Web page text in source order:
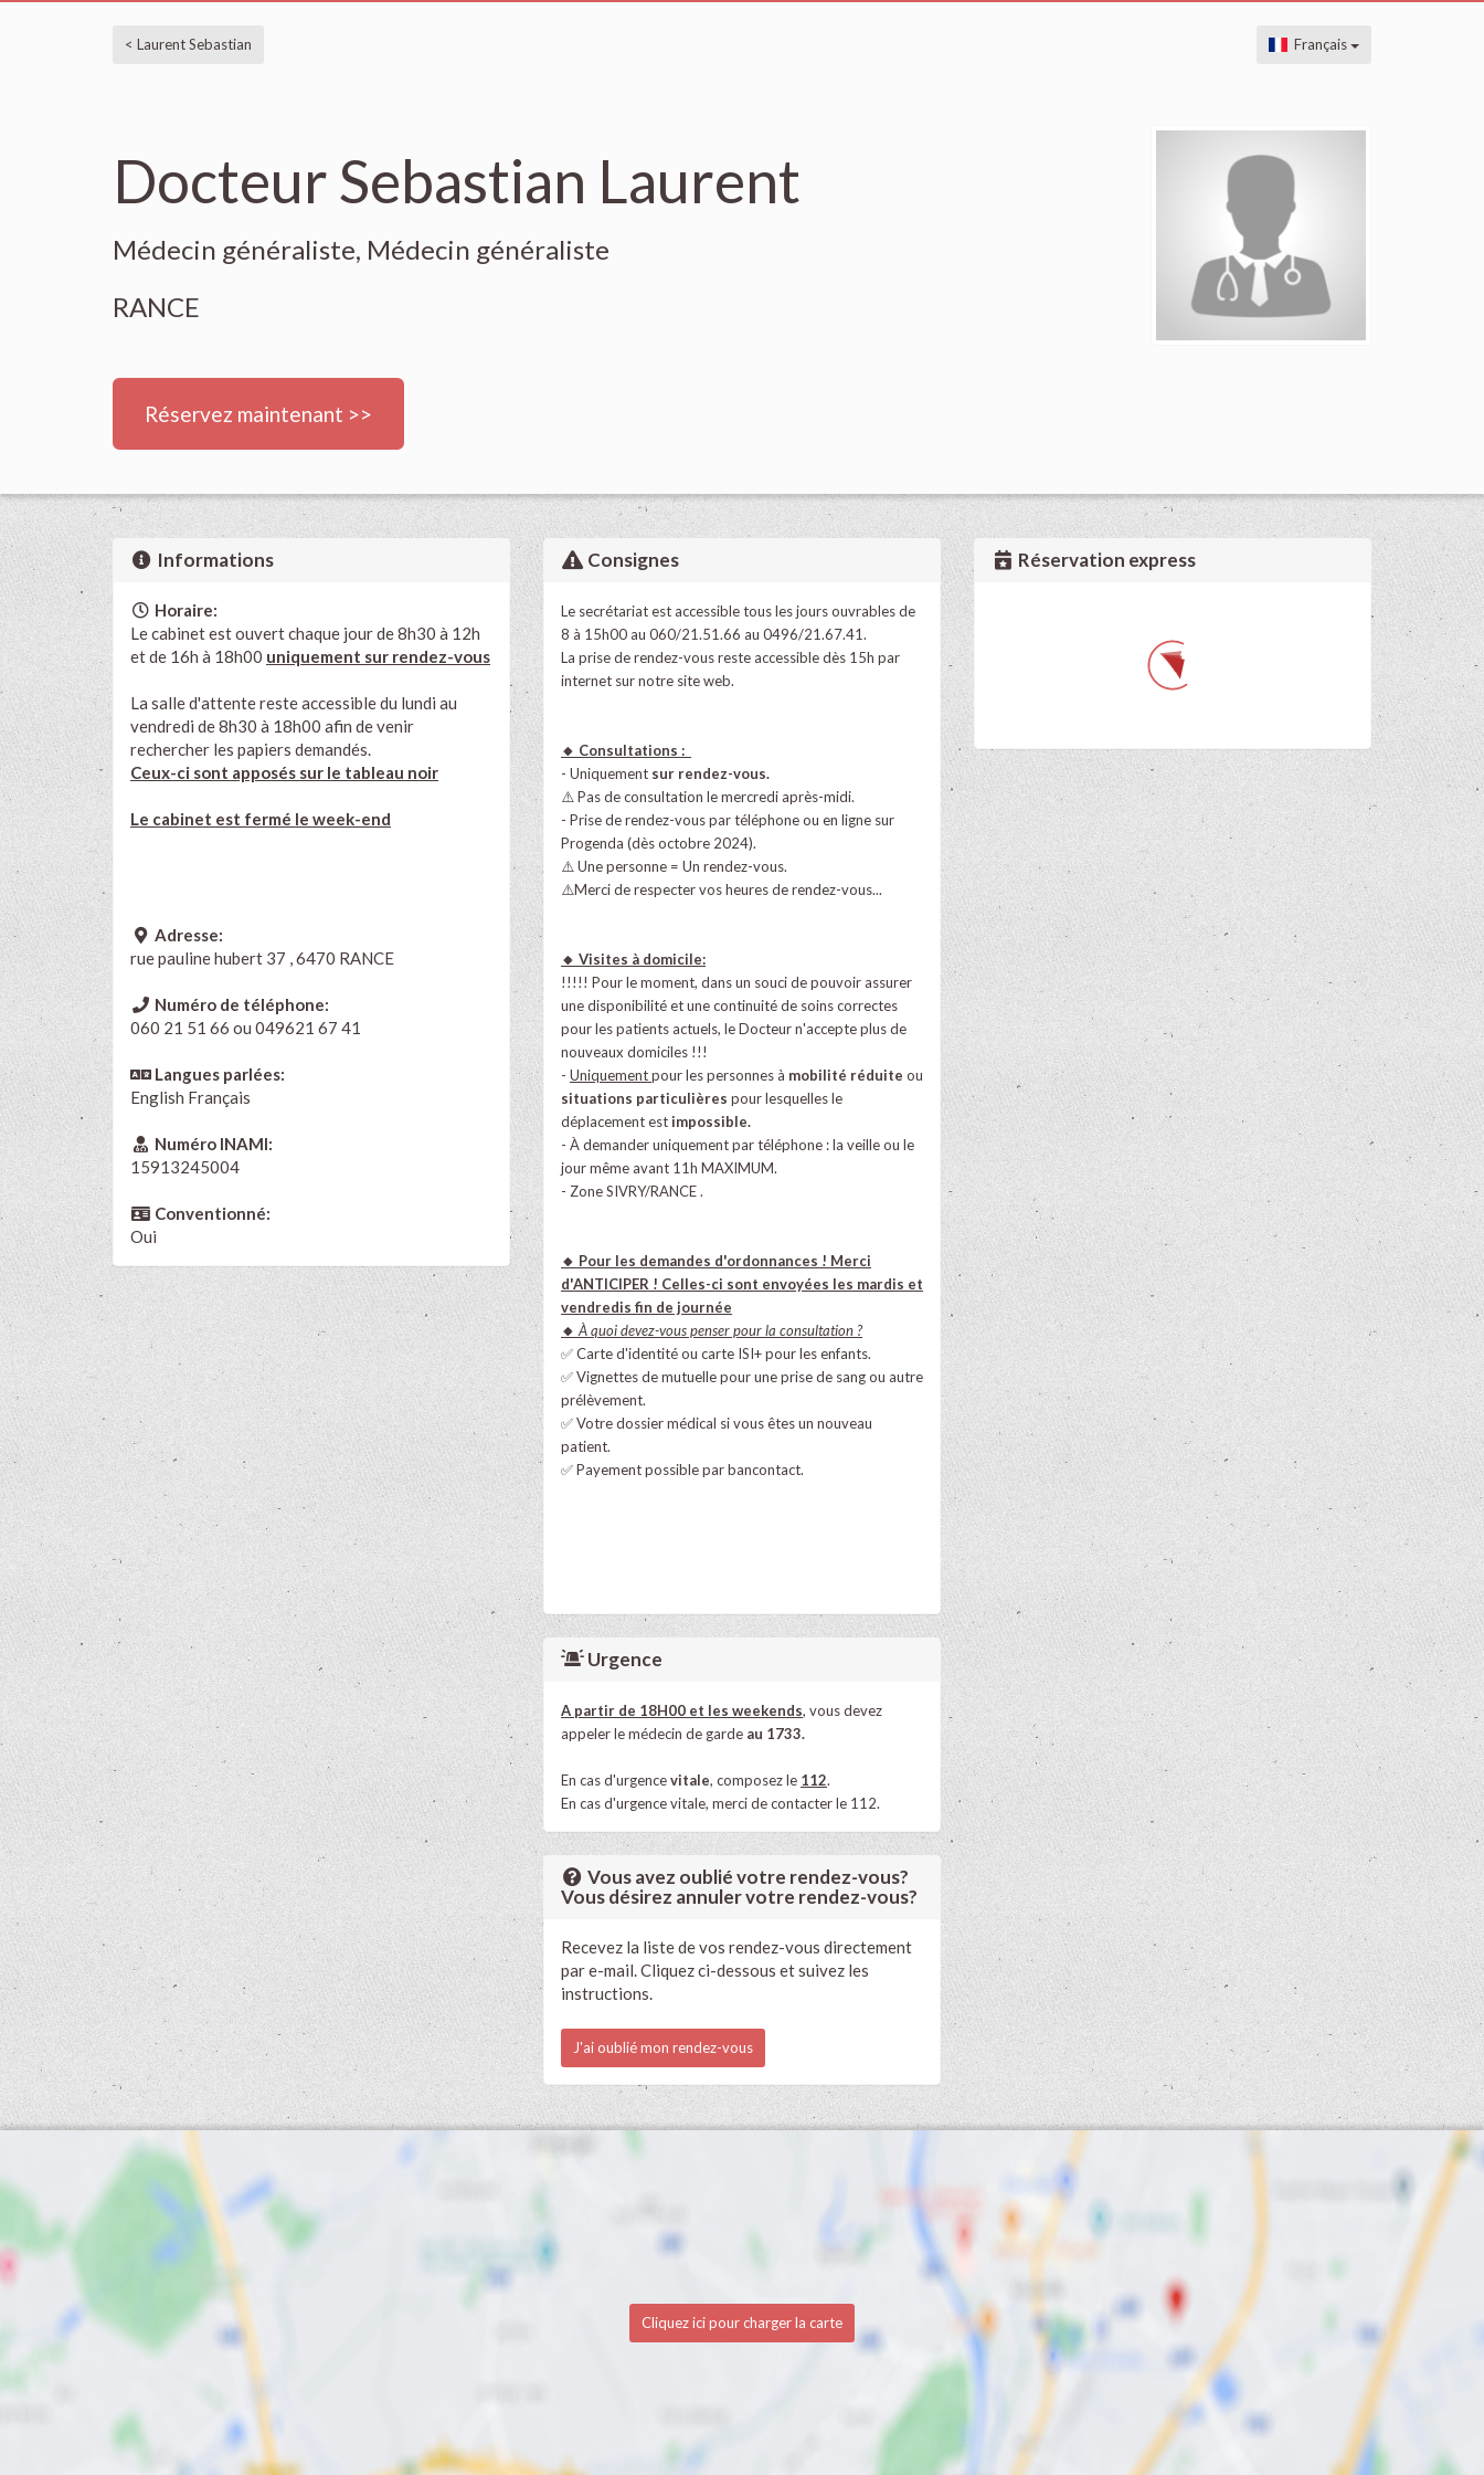
< Laurent Sebastian Français
Docteur Sebastian Laurent
Médecin généraliste, Médecin généraliste
RANCE
Réservez maintenant >>
Informations
Horaire:
Le cabinet est ouvert chaque jour de 8h30 à 12h
et de 16h à 18h00 uniquement sur rendez-vous
La salle d'attente reste accessible du lundi au
vendredi de 8h30 à 18h00 afin de venir
rechercher les papiers demandés.
Ceux-ci sont apposés sur le tableau noir
Le cabinet est fermé le week-end
Adresse:
rue pauline hubert 37 , 6470 RANCE
Numéro de téléphone:
060 21 51 66 ou 049621 67 41
Langues parlées:
English Français
Numéro INAMI:
15913245004
Conventionné:
Oui
Consignes
Le secrétariat est accessible tous les jours ouvrables de
8 à 15h00 au 060/21.51.66 au 0496/21.67.41.
La prise de rendez-vous reste accessible dès 15h par
internet sur notre site web.
🔸 Consultations :
- Uniquement sur rendez-vous.
⚠️ Pas de consultation le mercredi après-midi.
- Prise de rendez-vous par téléphone ou en ligne sur
Progenda (dès octobre 2024).
⚠️ Une personne = Un rendez-vous.
⚠️Merci de respecter vos heures de rendez-vous...
🔸 Visites à domicile:
!!!!! Pour le moment, dans un souci de pouvoir assurer
une disponibilité et une continuité de soins correctes
pour les patients actuels, le Docteur n'accepte plus de
nouveaux domiciles !!!
- Uniquementpour les personnes à mobilité réduite ou
situations particulières pour lesquelles le
déplacement estimpossible.
- À demander uniquement par téléphone : la veille ou le
jour même avant 11h MAXIMUM.
- Zone SIVRY/RANCE .
🔸 Pour les demandes d'ordonnances ! Merci
d'ANTICIPER ! Celles-ci sont envoyées les mardis et
vendredis fin de journée
🔸 À quoi devez-vous penser pour la consultation ?
✅ Carte d'identité ou carte ISI+ pour les enfants.
✅ Vignettes de mutuelle pour une prise de sang ou autre
prélèvement.
✅ Votre dossier médical si vous êtes un nouveau
patient.
✅ Payement possible par bancontact.
Urgence
A partir de 18H00 et les weekends, vous devez
appeler le médecin de garde au 1733.
En cas d'urgencevitale, composez le 112.
En cas d'urgence vitale, merci de contacter le 112.
Vous avez oublié votre rendez-vous?
Vous désirez annuler votre rendez-vous?
Recevez la liste de vos rendez-vous directement
par e-mail. Cliquez ci-dessous et suivez les
instructions.
J'ai oublié mon rendez-vous
Réservation express
Cliquez ici pour charger la carte